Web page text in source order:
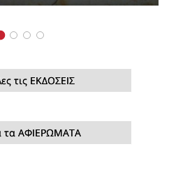
τις ΕΚΔΟΣΕΙΣ
τα ΑΦΙΕΡΩΜΑΤΑ